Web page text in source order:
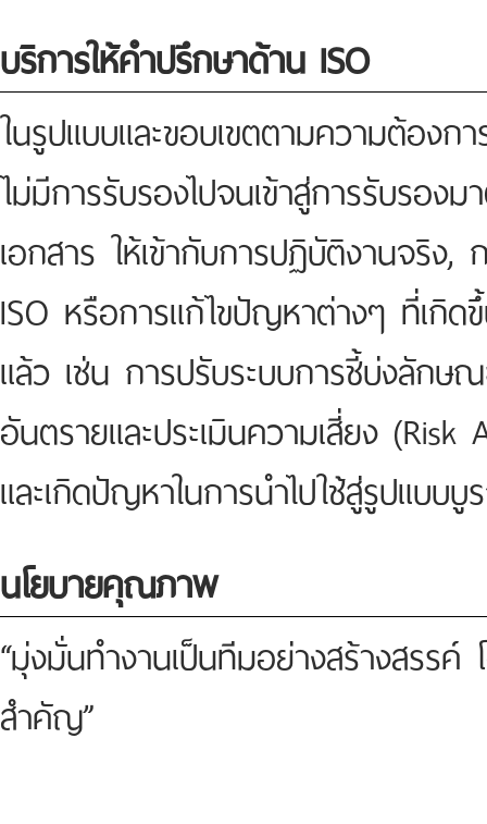
บริการให้คำปรึกษาด้าน ISO
ในรูปแบบและขอบเขตตามความต้อง
ไม่มีการรับรองไปจนเข้าสู่การรับรอ
เอกสาร ให้เข้ากับการปฏิบัติงานจริง
ISO หรือการแก้ไขปัญหาต่างๆ ที่เกิด
แล้ว เช่น การปรับระบบการชี้บ่งลัก
อันตรายและประเมินความเสี่ยง
และเกิดปัญหาในการนำไปใช้สู่รูปแบบ
นโยบายคุณภาพ
“มุ่งมั่นทำงานเป็นทีมอย่างสร้างสรรค์
สำคัญ”